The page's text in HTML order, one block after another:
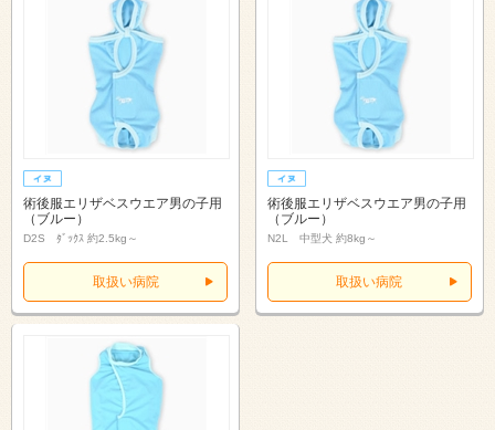
術後服エリザベスウエア男の子用
（ブルー）
D2S ﾀﾞｯｸｽ 約2.5kg～
取扱い病院
術後服エリザベスウエア男の子用
（ブルー）
N2L 中型犬 約8kg～
取扱い病院